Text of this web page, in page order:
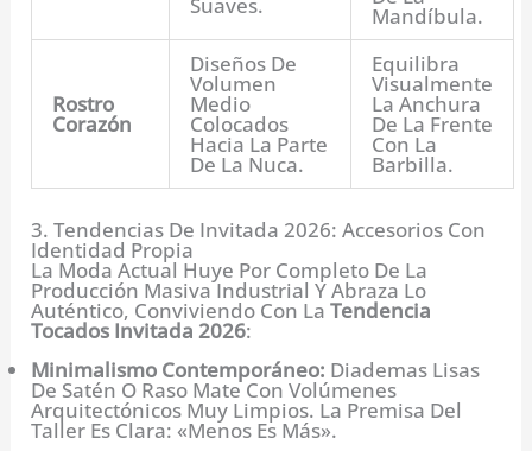
Suaves. Mandíbula.
Rostro
Corazón
Diseños De
Volumen
Medio
Colocados
Hacia La Parte
De La Nuca.
Equilibra
Visualmente
La Anchura
De La Frente
Con La
Barbilla.
3. Tendencias De Invitada 2026: Accesorios Con
Identidad Propia
La Moda Actual Huye Por Completo De La
Producción Masiva Industrial Y Abraza Lo
Auténtico, Conviviendo Con LaTendencia
Tocados Invitada 2026:
Minimalismo Contemporáneo: Diademas Lisas
De Satén O Raso Mate Con Volúmenes
Arquitectónicos Muy Limpios. La Premisa Del
Taller Es Clara: «menos Es Más».